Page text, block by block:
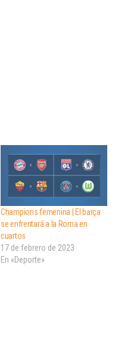
Champions femenina | El barça
se enfrentará a la Roma en
cuartos
17 de febrero de 2023
En «Deporte»